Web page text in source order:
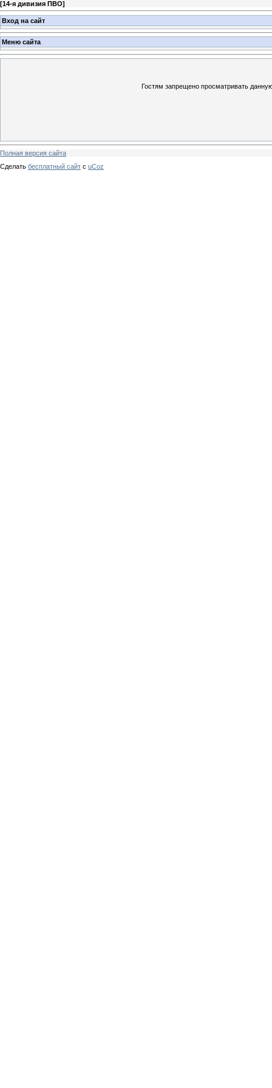
[14-я дивизия ПВО]
Вход на сайт
Меню сайта
Гостям запрещено просматривать
Полная версия сайта
Сделать бесплатный сайт с uCoz